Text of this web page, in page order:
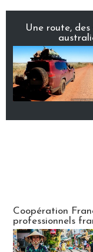
Une route,
Coopération
professionnels